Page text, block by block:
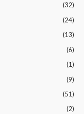
(32)
(24)
(13)
(6)
(1)
(9)
(51)
(2)